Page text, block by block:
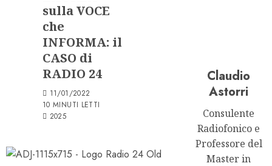
sulla VOCE
che
INFORMA: il
CASO di
RADIO 24
11/01/2022
10 MINUTI LETTI
2025
Claudio
Astorri
Consulente
Radiofonico e
Professore del
Master in